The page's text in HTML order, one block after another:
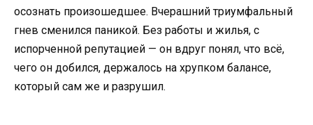
осознать произошедшее. Вчерашний триумфальный
гнев сменился паникой. Без работы и жилья, с
испорченной репутацией — он вдруг понял, что всё,
чего он добился, держалось на хрупком балансе,
который сам же и разрушил.